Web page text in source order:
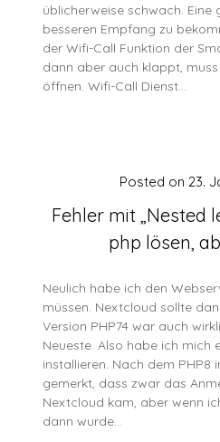
üblicherweise schwach. Eine
besseren Empfang zu
der Wifi-Call Funktion der
dann aber auch klappt,
öffnen. Wifi-Call Dienst…
Fehler mit „Nested
php lösen,
Posted on 23.
Neulich habe ich den
müssen. Nextcloud sollte
Version PHP74 war auch
Neueste. Also habe ich mich
installieren. Nach dem PHP8
gemerkt, dass zwar das
Nextcloud kam, aber wenn
dann wurde…